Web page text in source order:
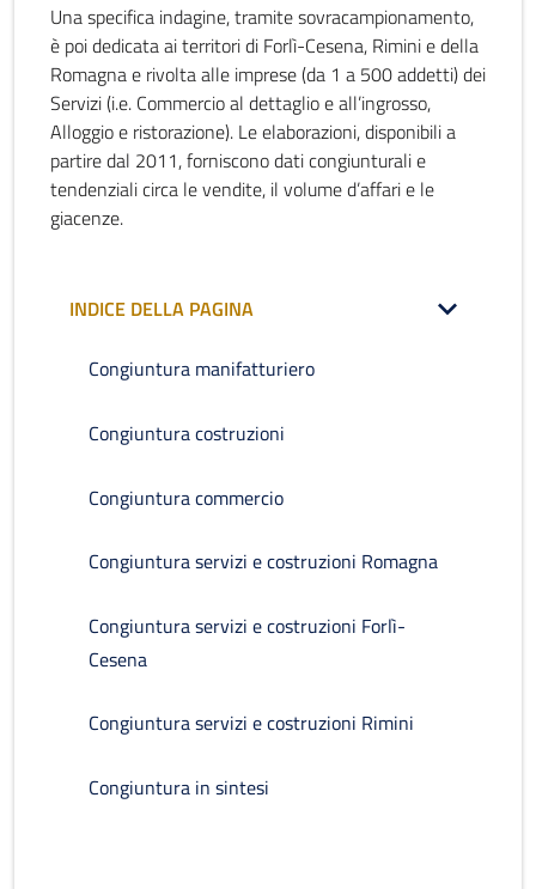
Una specifica indagine, tramite sovracampionamento,
è poi dedicata ai territori di Forlì-Cesena, Rimini e della
Romagna e rivolta alle imprese (da 1 a 500 addetti) dei
Servizi (i.e. Commercio al dettaglio e all’ingrosso,
Alloggio e ristorazione). Le elaborazioni, disponibili a
partire dal 2011, forniscono dati congiunturali e
tendenziali circa le vendite, il volume d’affari e le
giacenze.
INDICE DELLA PAGINA
Congiuntura manifatturiero
Congiuntura costruzioni
Congiuntura commercio
Congiuntura servizi e costruzioni Romagna
Congiuntura servizi e costruzioni Forlì-
Cesena
Congiuntura servizi e costruzioni Rimini
Congiuntura in sintesi